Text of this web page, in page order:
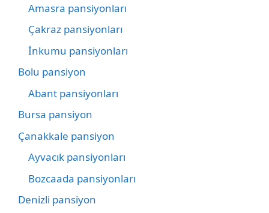
Amasra pansiyonları
Çakraz pansiyonları
İnkumu pansiyonları
Bolu pansiyon
Abant pansiyonları
Bursa pansiyon
Çanakkale pansiyon
Ayvacık pansiyonları
Bozcaada pansiyonları
Denizli pansiyon